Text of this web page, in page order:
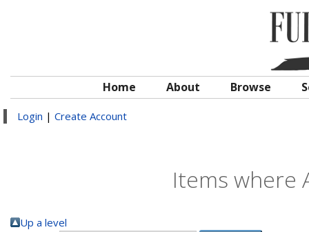
Home About Browse
Login | Create Account
Items where
Up a level